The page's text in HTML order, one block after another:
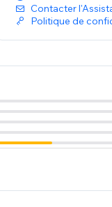
Contacter
Politique de